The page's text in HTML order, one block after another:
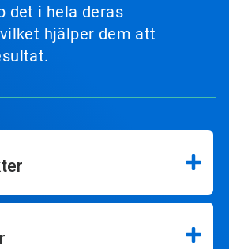
det i hela deras
hjälper dem att